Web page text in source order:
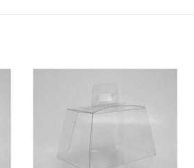
TOEVOEGEN AAN WINKELWAGEN